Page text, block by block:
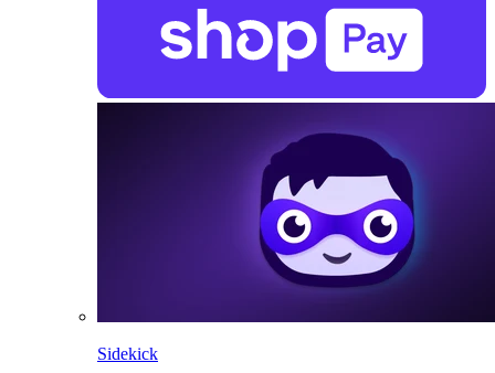
Sidekick